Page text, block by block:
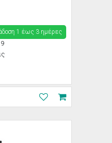
1 έως 3 ημέρες